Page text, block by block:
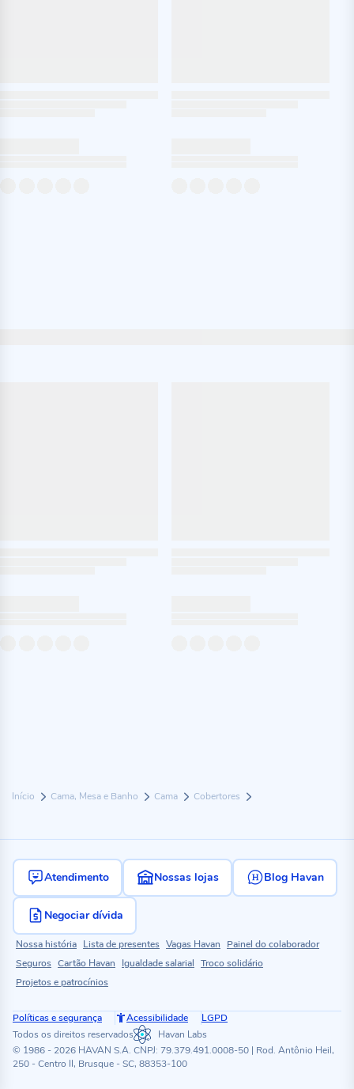
Início Cama, Mesa e Banho Cama Cobertores
Atendimento Nossas lojas Blog Havan
Negociar dívida
Nossa história Lista de presentes Vagas Havan
Painel do colaborador
Seguros Cartão Havan Igualdade salarial Troco solidário
Projetos e patrocínios
Políticas e segurança Acessibilidade
LGPD
Todos os direitos reservados
Havan Labs
© 1986 - 2026 HAVAN S.A. CNPJ: 79.379.491.0008-50 | Rod. Antônio Heil,
250 - Centro II, Brusque - SC, 88353-100